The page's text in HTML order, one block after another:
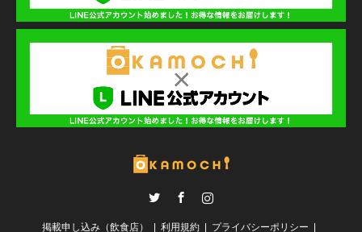
掲載申し込み（飲食店） 利用規約 プライバシーポリシー